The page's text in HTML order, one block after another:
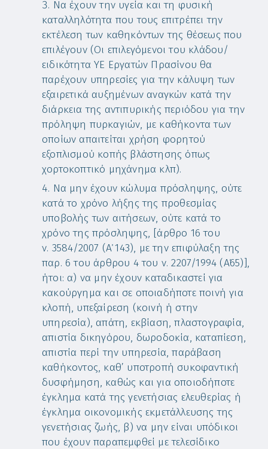
Να έχουν την υγεία και τη φυσική
καταλληλότητα που τους επιτρέπει την
εκτέλεση των καθηκόντων της θέσεως που
επιλέγουν (Οι επιλεγόμενοι του κλάδου/
ειδικότητα ΥΕ Εργατών Πρασίνου θα
παρέχουν υπηρεσίες για την κάλυψη των
εξαιρετικά αυξημένων αναγκών κατά την
διάρκεια της αντιπυρικής περιόδου για την
πρόληψη πυρκαγιών, με καθήκοντα των
οποίων απαιτείται χρήση φορητού
εξοπλισμού κοπής βλάστησης όπως
χορτοκοπτικό μηχάνημα κλπ).
Να μην έχουν κώλυμα πρόσληψης, ούτε
κατά το χρόνο λήξης της προθεσμίας
υποβολής των αιτήσεων, ούτε κατά το
χρόνο της πρόσληψης, [άρθρο 16 του
ν. 3584/2007 (Α΄ 143), με την επιφύλαξη της
παρ. 6 του άρθρου 4 του ν. 2207/1994 (Α΄65)],
ήτοι: α) να μην έχουν καταδικαστεί για
κακούργημα και σε οποιαδήποτε ποινή για
κλοπή, υπεξαίρεση (κοινή ή στην
υπηρεσία), απάτη, εκβίαση, πλαστογραφία,
απιστία δικηγόρου, δωροδοκία, καταπίεση,
απιστία περί την υπηρεσία, παράβαση
καθήκοντος, καθ’ υποτροπή συκοφαντική
δυσφήμηση, καθώς και για οποιοδήποτε
έγκλημα κατά της γενετήσιας ελευθερίας ή
έγκλημα οικονομικής εκμετάλλευσης της
γενετήσιας ζωής, β) να μην είναι υπόδικοι
που έχουν παραπεμφθεί με τελεσίδικο